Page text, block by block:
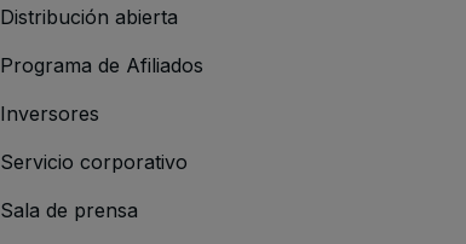
Distribución abierta
Programa de Afiliados
Inversores
Servicio corporativo
Sala de prensa